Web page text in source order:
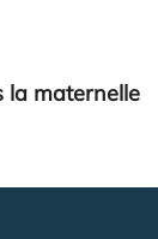
la maternelle